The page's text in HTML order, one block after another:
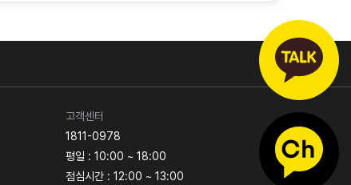
고객센터
1811-0978
평일 : 10:00 ~ 18:00
점심시간 : 12:00 ~ 13:00